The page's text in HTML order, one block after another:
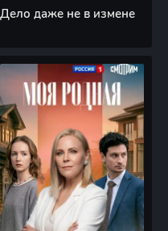
Дело даже не в измене